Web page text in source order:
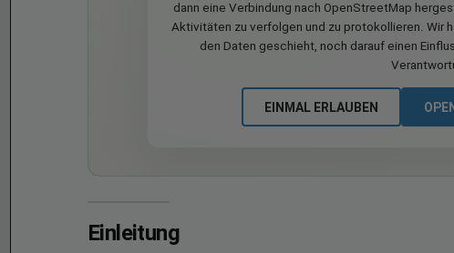
dann eine Verbindung nach OpenStreetMap
Aktivitäten zu verfolgen und zu protokollieren. Wir
den Daten geschieht, noch darauf einen
EINMAL ERLAUBEN
Einleitung